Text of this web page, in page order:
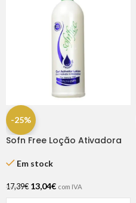
-25%
Sofn Free Loção Ativadora
Em stock
17,39€ 13,04€ com IVA